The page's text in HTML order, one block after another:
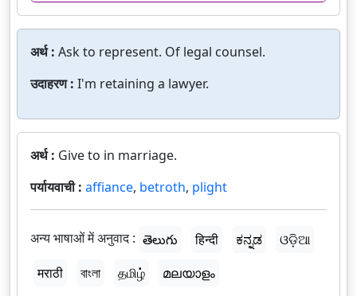
अर्थ : Ask to represent. Of legal counsel.
उदाहरण : I'm retaining a lawyer.
अर्थ : Give to in marriage.
पर्यायवाची : affiance, betroth, plight
अन्य भाषाओं में अनुवाद : తెలుగు हिन्दी ಕನ್ನಡ
ଓଡ଼ିଆ
मराठी
বাংলা தமிழ் മലയാളം